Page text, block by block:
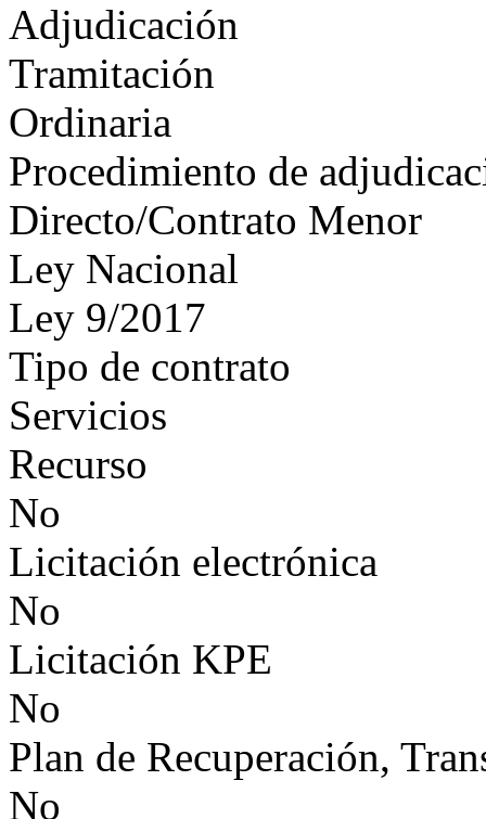
Adjudicación
Tramitación
Ordinaria
Procedimiento de
Directo/Contrato Menor
Ley Nacional
Ley 9/2017
Tipo de contrato
Servicios
Recurso
No
Licitación electrónica
No
Licitación KPE
No
Plan de Recuperación,
No